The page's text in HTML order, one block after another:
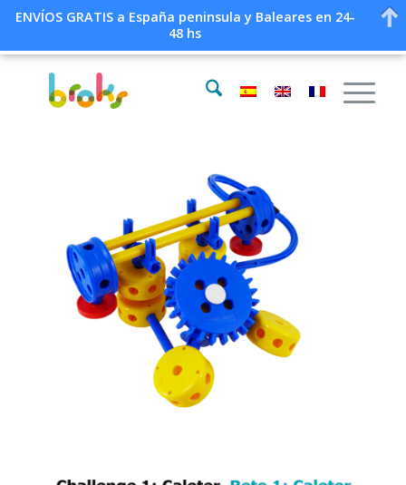
ENVÍOS GRATIS a España peninsula y Baleares en 24-
48 hs